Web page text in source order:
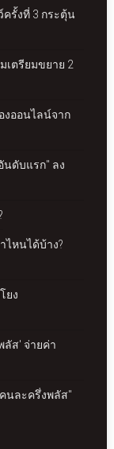
ครั้งที่ 3 กระตุ้น
เตรียมขยาย 2
งออนไลน์จาก
นดับแรก" ลง
หนได้บ้าง?
ยง
ลัส' จ่ายค่า
นละครึ่งพลัส"